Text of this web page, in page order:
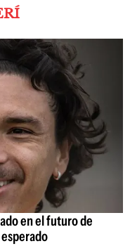
en el futuro de